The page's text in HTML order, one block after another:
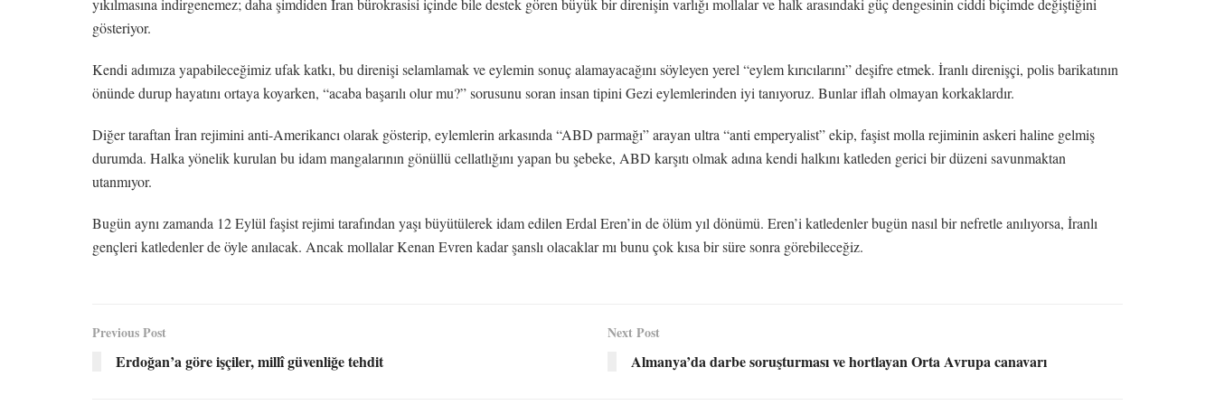
yıkılmasına indirgenemez; daha şimdiden İran bürokrasisi içinde bile destek gören büyük bir direnişin varlığı mollalar ve halk arasındaki güç dengesinin ciddi biçimde değiştiğini
gösteriyor.
Kendi adımıza yapabileceğimiz ufak katkı, bu direnişi selamlamak ve eylemin sonuç alamayacağını söyleyen yerel “eylem kırıcılarını” deşifre etmek. İranlı direnişçi, polis barikatının
önünde durup hayatını ortaya koyarken, “acaba başarılı olur mu?” sorusunu soran insan tipini Gezi eylemlerinden iyi tanıyoruz. Bunlar iflah olmayan korkaklardır.
Diğer taraftan İran rejimini anti-Amerikancı olarak gösterip, eylemlerin arkasında “ABD parmağı” arayan ultra “anti emperyalist” ekip, faşist molla rejiminin askeri haline gelmiş
durumda. Halka yönelik kurulan bu idam mangalarının gönüllü cellatlığını yapan bu şebeke, ABD karşıtı olmak adına kendi halkını katleden gerici bir düzeni savunmaktan
utanmıyor.
Bugün aynı zamanda 12 Eylül faşist rejimi tarafından yaşı büyütülerek idam edilen Erdal Eren’in de ölüm yıl dönümü. Eren’i katledenler bugün nasıl bir nefretle anılıyorsa, İranlı
gençleri katledenler de öyle anılacak. Ancak mollalar Kenan Evren kadar şanslı olacaklar mı bunu çok kısa bir süre sonra görebileceğiz.
Previous Post
Erdoğan’a göre işçiler, millî güvenliğe tehdit
Next Post
Almanya’da darbe soruşturması ve hortlayan Orta Avrupa canavarı